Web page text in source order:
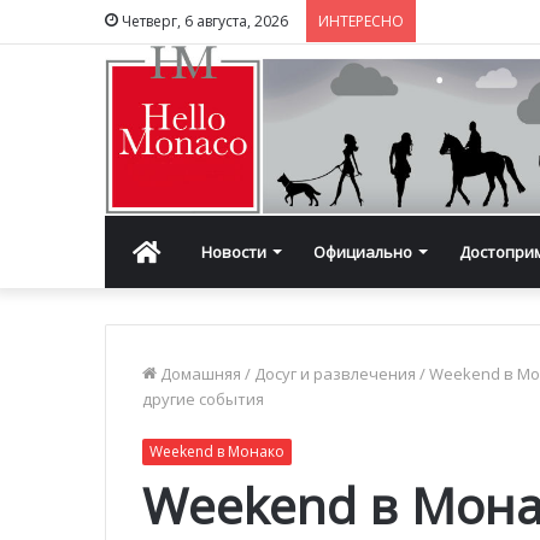
Четверг, 6 августа, 2026 ИНТЕРЕСНО
ГлавнаяНовости Официально
Домашняя / Досуг и развлечения /Weekend в
другие события
Weekend в Монако
Weekend в